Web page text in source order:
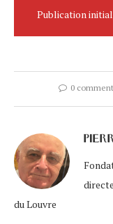
Publication
0
du Louvre